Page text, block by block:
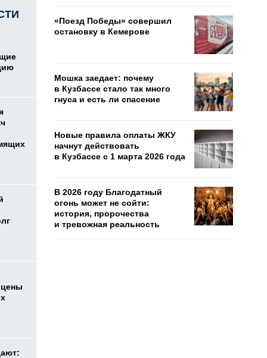
цены
«Поезд Победы» совершил
остановку в Кемерове
Мошка заедает: почему
в Кузбассе стало так много
гнуса и есть ли спасение
Новые правила оплаты ЖКУ
начнут действовать
в Кузбассе с 1 марта 2026 года
В 2026 году Благодатный
огонь может не сойти:
история, пророчества
и тревожная реальность